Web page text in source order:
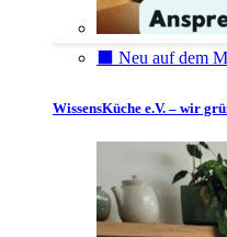
⬛️ Neu auf dem
WissensKüche e.V. – wir